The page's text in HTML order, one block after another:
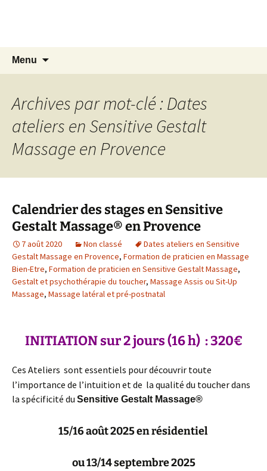
Menu
Archives par mot-clé : Dates
ateliers en Sensitive Gestalt
Massage en Provence
Calendrier des stages en Sensitive
Gestalt Massage® en Provence
7 août 2020 Non classé
Dates ateliers en Sensitive
Gestalt Massage en Provence, Formation de praticien en Massage
Bien-Etre, Formation de praticien en Sensitive Gestalt Massage,
Gestalt et psychothérapie du toucher, Massage Assis ou Sit-Up
Massage, Massage latéral et pré-postnatal
INITIATION sur 2 jours (16 h) : 320€
Ces Ateliers sont essentiels pour découvrir toute
l’importance de l’intuition et de la qualité du toucher dans
la spécificité du Sensitive Gestalt Massage®
15/16 août 2025en résidentiel
ou 13/14 septembre 2025